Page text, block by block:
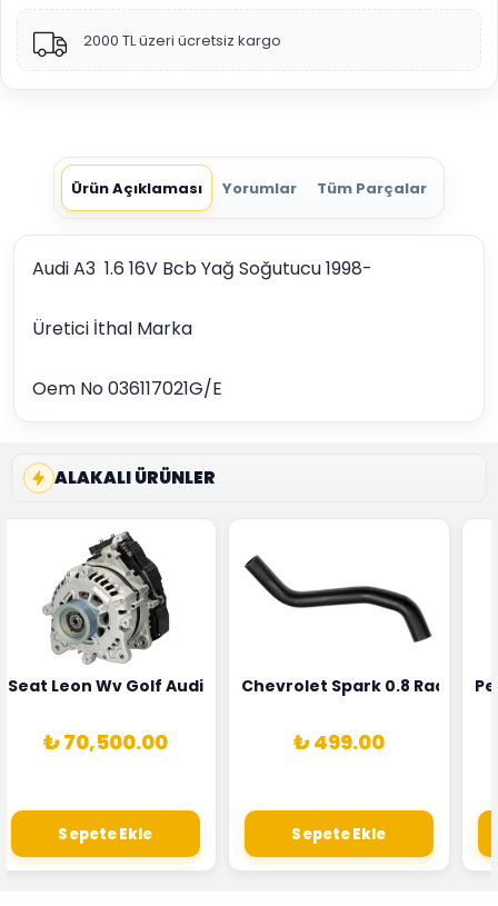
2000 TL üzeri ücretsiz kargo
Ürün Açıklaması Yorumlar Tüm Parçalar
Audi A3 1.6 16V Bcb Yağ Soğutucu 1998-
Üretici İthal Marka
Oem No 036117021G/E
ALAKALI ÜRÜNLER
Sensörü Bosch Marka 1628HN-0258010081
Seat Leon Wv Golf Audi A3 Şarj Alternatörü Valeo Marka
₺ 70,500.00
Sepete Ekle
Chevrolet Spark 0.8 Radyatör
₺ 499.00
Sepete Ekle